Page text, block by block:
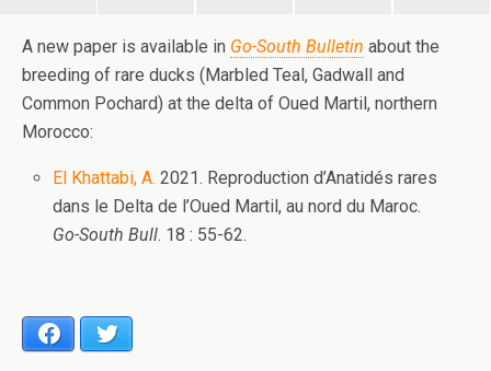
A new paper is available in Go-South Bulletin about the
breeding of rare ducks (Marbled Teal, Gadwall and
Common Pochard) at the delta of Oued Martil, northern
Morocco:
El Khattabi, A. 2021. Reproduction d’Anatidés rares
dans le Delta de l’Oued Martil, au nord du Maroc.
Go-South Bull. 18 : 55-62.
Facebook